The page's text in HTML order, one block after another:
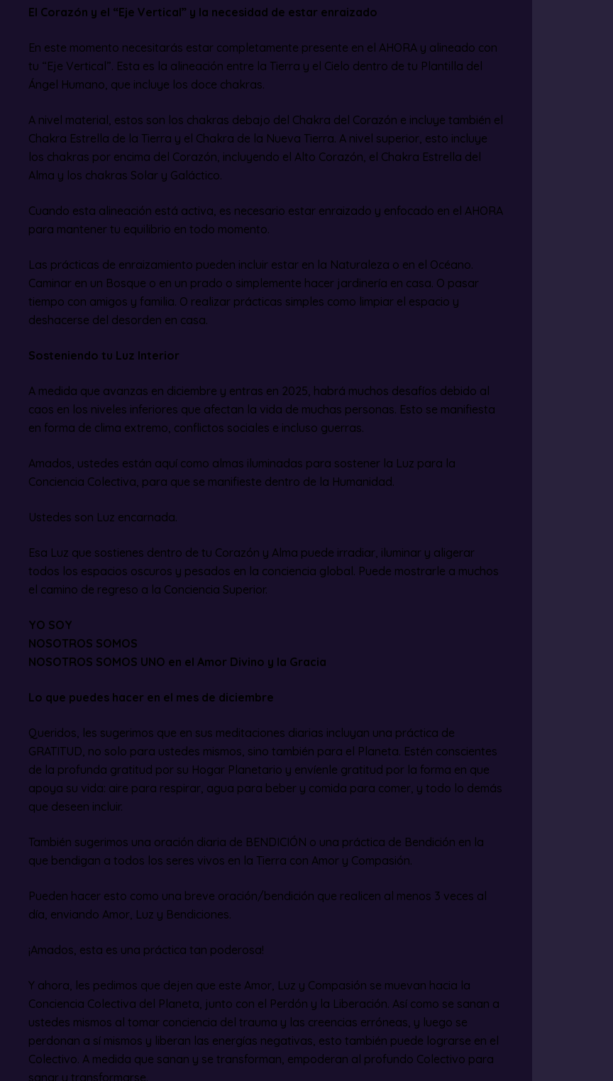
El Corazón y el “Eje Vertical” y la necesidad de estar enraizado
En este momento necesitarás estar completamente presente en el AHORA y alineado con
tu “Eje Vertical”. Esta es la alineación entre la Tierra y el Cielo dentro de tu Plantilla del
Ángel Humano, que incluye los doce chakras.
A nivel material, estos son los chakras debajo del Chakra del Corazón e incluye también el
Chakra Estrella de la Tierra y el Chakra de la Nueva Tierra. A nivel superior, esto incluye
los chakras por encima del Corazón, incluyendo el Alto Corazón, el Chakra Estrella del
Alma y los chakras Solar y Galáctico.
Cuando esta alineación está activa, es necesario estar enraizado y enfocado en el AHORA
para mantener tu equilibrio en todo momento.
Las prácticas de enraizamiento pueden incluir estar en la Naturaleza o en el Océano.
Caminar en un Bosque o en un prado o simplemente hacer jardinería en casa. O pasar
tiempo con amigos y familia. O realizar prácticas simples como limpiar el espacio y
deshacerse del desorden en casa.
Sosteniendo tu Luz Interior
A medida que avanzas en diciembre y entras en 2025, habrá muchos desafíos debido al
caos en los niveles inferiores que afectan la vida de muchas personas. Esto se manifiesta
en forma de clima extremo, conflictos sociales e incluso guerras.
Amados, ustedes están aquí como almas iluminadas para sostener la Luz para la
Conciencia Colectiva, para que se manifieste dentro de la Humanidad.
Ustedes son Luz encarnada.
Esa Luz que sostienes dentro de tu Corazón y Alma puede irradiar, iluminar y aligerar
todos los espacios oscuros y pesados en la conciencia global. Puede mostrarle a muchos
el camino de regreso a la Conciencia Superior.
YO SOY
NOSOTROS SOMOS
NOSOTROS SOMOS UNO en el Amor Divino y la Gracia
Lo que puedes hacer en el mes de diciembre
Queridos, les sugerimos que en sus meditaciones diarias incluyan una práctica de
GRATITUD, no solo para ustedes mismos, sino también para el Planeta. Estén conscientes
de la profunda gratitud por su Hogar Planetario y envíenle gratitud por la forma en que
apoya su vida: aire para respirar, agua para beber y comida para comer, y todo lo demás
que deseen incluir.
También sugerimos una oración diaria de BENDICIÓN o una práctica de Bendición en la
que bendigan a todos los seres vivos en la Tierra con Amor y Compasión.
Pueden hacer esto como una breve oración/bendición que realicen al menos 3 veces al
día, enviando Amor, Luz y Bendiciones.
¡Amados, esta es una práctica tan poderosa!
Y ahora, les pedimos que dejen que este Amor, Luz y Compasión se muevan hacia la
Conciencia Colectiva del Planeta, junto con el Perdón y la Liberación. Así como se sanan a
ustedes mismos al tomar conciencia del trauma y las creencias erróneas, y luego se
perdonan a sí mismos y liberan las energías negativas, esto también puede lograrse en el
Colectivo. A medida que sanan y se transforman, empoderan al profundo Colectivo para
sanar y transformarse.